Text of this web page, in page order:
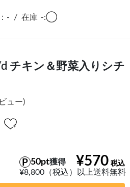
- / 在庫 -:◯
チキン＆野菜入りシチ
ュー)
¥570
50pt獲得
¥8,800（税込）以上送料無料